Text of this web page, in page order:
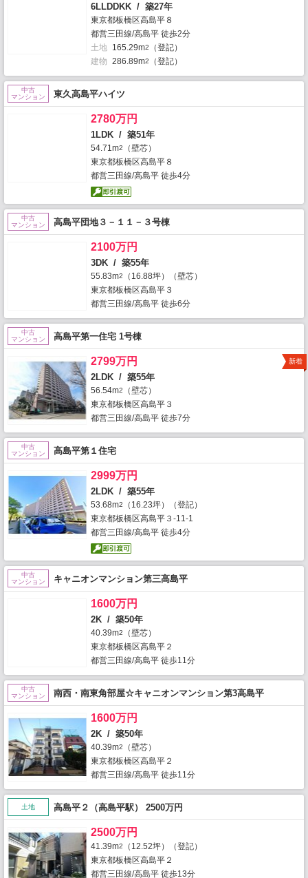
6LLDDKK / 築27年
東京都板橋区高島平８
都営三田線/高島平 徒歩2分
土地 165.29m2
（登記）
建物 286.89m2 （登記）
中古
マンション
東久高島平ハイツ
2780万円
1LDK / 築51年
54.71m2
（壁芯）
東京都板橋区高島平８
都営三田線/高島平 徒歩4分
中古
マンション
高島平団地３－１１－３号棟
2100万円
3DK / 築55年
55.83m2
（16.88坪）（壁芯）
東京都板橋区高島平３
都営三田線/高島平 徒歩6分
中古
マンション
高島平第一住宅 1号棟
2799万円
2LDK / 築55年
56.54m2
（壁芯）
東京都板橋区高島平３
都営三田線/高島平 徒歩7分
新着
中古
マンション
高島平第１住宅
2999万円
2LDK / 築55年
53.68m2
（16.23坪）（登記）
東京都板橋区高島平３-11-1
都営三田線/高島平 徒歩4分
中古
マンション
キャニオンマンション第三高島平
1600万円
2K / 築50年
40.39m2
（壁芯）
東京都板橋区高島平２
都営三田線/高島平 徒歩11分
中古
マンション
南西・南東角部屋☆キャニオンマンション第3高島平
1600万円
2K / 築50年
40.39m2
（壁芯）
東京都板橋区高島平２
都営三田線/高島平 徒歩11分
土地 高島平２（高島平駅） 2500万円
2500万円
41.39m2
（12.52坪）（登記）
東京都板橋区高島平２
都営三田線/高島平 徒歩13分